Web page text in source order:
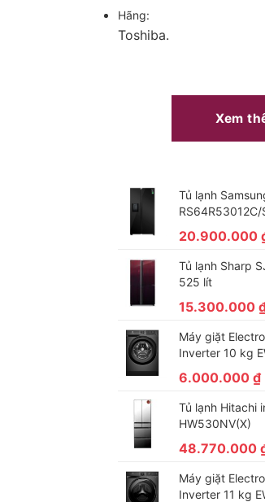
Hãng:
Toshiba.
Xem
Tủ lạnh
RS64R53012C/
20.900.000
Tủ lạnh Sharp
525 lít
15.300.000
Máy giặt
Inverter 10 kg
6.000.000₫
Tủ lạnh Hitachi
HW530NV(X)
48.770.000
Máy giặt
Inverter 11 kg